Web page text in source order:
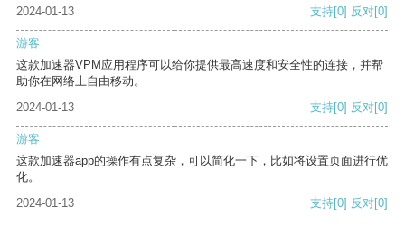
2024-01-13
支持[0] 反对[0]
游客
这款加速器VPM应用程序可以给你提供最高速度和安全性的连接，并帮
助你在网络上自由移动。
2024-01-13
支持[0] 反对[0]
游客
这款加速器app的操作有点复杂，可以简化一下，比如将设置页面进行优
化。
2024-01-13
支持[0] 反对[0]